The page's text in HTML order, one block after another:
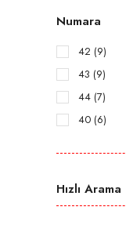
Numara
42 (9)
43 (9)
44 (7)
40 (6)
30-35 (4)
38 (4)
Hızlı Arama